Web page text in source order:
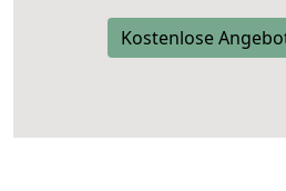
Kostenlose